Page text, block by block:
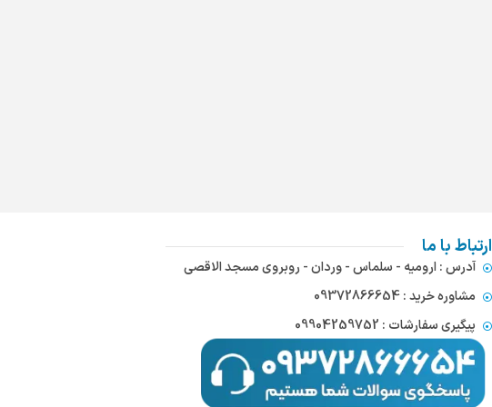
ارتباط با ما
آدرس : ارومیه - سلماس - وردان - روبروی مسجد الاقصی
مشاوره خرید : 09372866654
پیگیری سفارشات : 09904259752